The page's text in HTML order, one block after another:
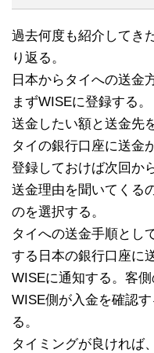
過去何度も紹介してき
り返る。
日本からタイへの送金
まずWISEに登録する。
送金したい額と送金先
タイの銀行口座に送金
登録しておけば次回か
送金理由を聞いてくる
のを選択する。
タイへの送金手順とし
する日本の銀行口座に
WISEに通知する。客側
WISE側が入金を確認
る。
タイミングが良ければ